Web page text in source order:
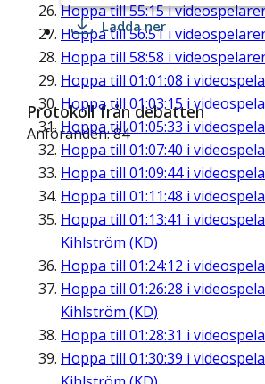
Hoppa till55:15i
Hoppa till56:51 i
Hoppa till 58:58 i
Hoppa till 01:01:08 i
Hoppa till 01:03:15 i
Hoppa till01:05:33 i
Hoppa till 01:07:40 i
Hoppa till 01:09:44i
Hoppa till 01:11:48 i
Hoppa till 01:13:41 i
Kihlström (KD)
Hoppa till 01:24:12 i
Hoppa till 01:26:28 i
Kihlström (KD)
Hoppa till 01:28:31 i
Hoppa till 01:30:39 i
Ladda ner
Protokoll från debatten
Anföranden: 84